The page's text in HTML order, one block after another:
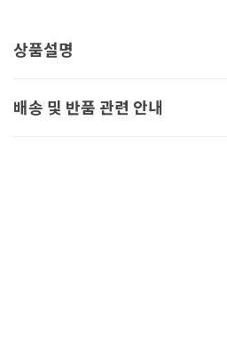
상품설명
배송 및 반품 관련 안내